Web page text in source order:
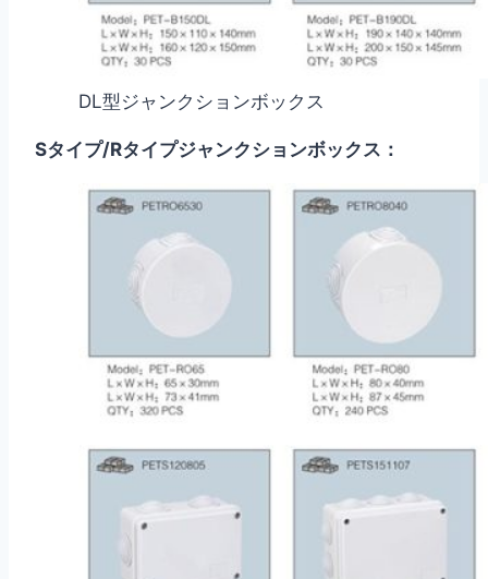
DL型ジャンクションボックス
Sタイプ/Rタイプジャンクションボックス：